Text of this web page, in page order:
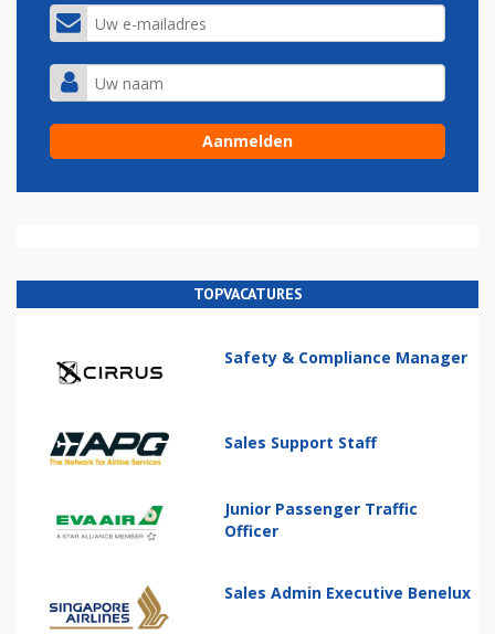
TOPVACATURES
Safety & Compliance Manager
Sales Support Staff
Junior Passenger Traffic
Officer
Sales Admin Executive Benelux